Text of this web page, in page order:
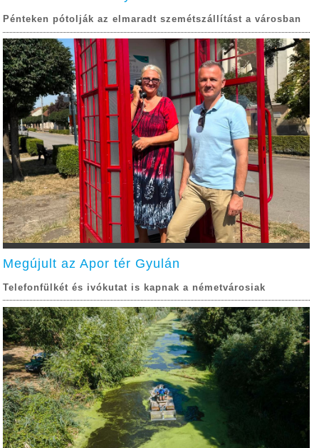
Pénteken pótolják az elmaradt szemétszállítást a városban
Megújult az Apor tér Gyulán
Telefonfülkét és ivókutat is kapnak a németvárosiak